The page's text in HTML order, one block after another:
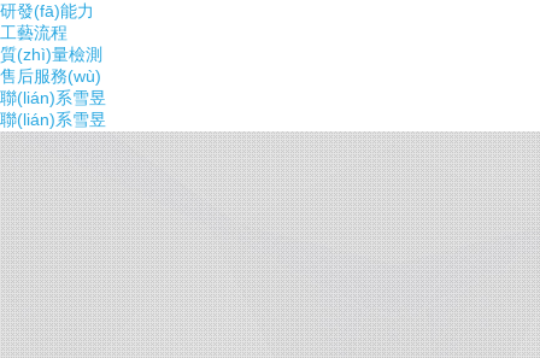
研發(fā)能力
工藝流程
質(zhì)量檢測
售后服務(wù)
聯(lián)系雪昱
聯(lián)系雪昱